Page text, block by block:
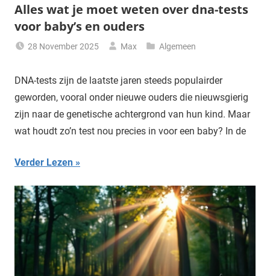
Alles wat je moet weten over dna-tests
voor baby’s en ouders
28 November 2025 Max Algemeen
DNA-tests zijn de laatste jaren steeds populairder
geworden, vooral onder nieuwe ouders die nieuwsgierig
zijn naar de genetische achtergrond van hun kind. Maar
wat houdt zo’n test nou precies in voor een baby? In de
Verder Lezen